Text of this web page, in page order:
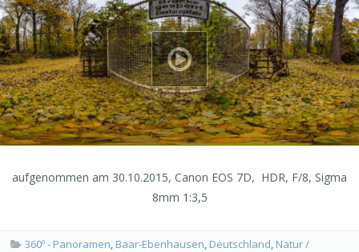
aufgenommen am 30.10.2015, Canon EOS 7D, HDR, F/8, Sigma
8mm 1:3,5
360º - Panoramen, Baar-Ebenhausen, Deutschland, Natur /